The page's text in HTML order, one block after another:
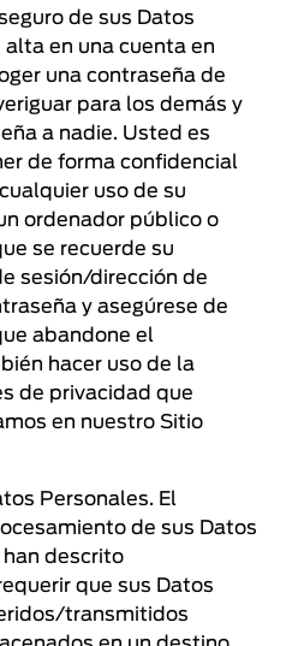
de sus Datos
alta en una cuenta en
una contraseña de
para los demás y
a nadie. Usted es
de forma confidencial
uso de su
ordenador público o
se recuerde su
sesión/dirección de
y asegúrese de
abandone el
hacer uso de la
de privacidad que
en nuestro Sitio
Personales. El
de sus Datos
han descrito
que sus Datos
transmitidos